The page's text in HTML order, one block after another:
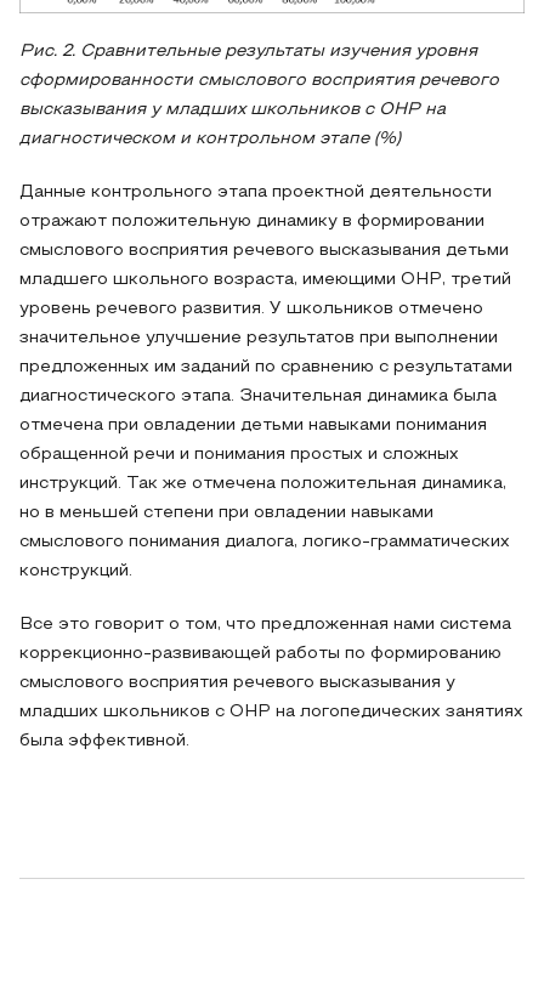
Рис. 2. Сравнительные результаты изучения уровня
сформированности смыслового восприятия речевого
высказывания у младших школьников с ОНР на
диагностическом и контрольном этапе (%)
Данные контрольного этапа проектной деятельности
отражают положительную динамику в формировании
смыслового восприятия речевого высказывания детьми
младшего школьного возраста, имеющими ОНР, третий
уровень речевого развития. У школьников отмечено
значительное улучшение результатов при выполнении
предложенных им заданий по сравнению с результатами
диагностического этапа. Значительная динамика была
отмечена при овладении детьми навыками понимания
обращенной речи и понимания простых и сложных
инструкций. Так же отмечена положительная динамика,
но в меньшей степени при овладении навыками
смыслового понимания диалога, логико-грамматических
конструкций.
Все это говорит о том, что предложенная нами система
коррекционно-развивающей работы по формированию
смыслового восприятия речевого высказывания у
младших школьников с ОНР на логопедических занятиях
была эффективной.